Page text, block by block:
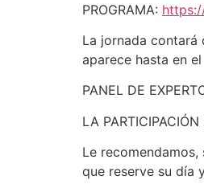
PROGRAMA:
La jornada
aparece hasta en
PANEL DE
LA
Le
que reserve su día